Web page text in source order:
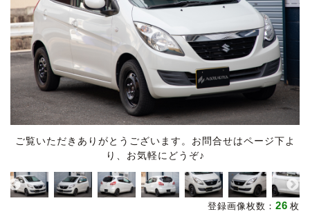
ご覧いただきありがとうございます。お問合せはページ下よ
り、お気軽にどうぞ♪
登録画像枚数： 26 枚